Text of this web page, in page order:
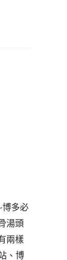
博多必
湯頭
兩樣
、博